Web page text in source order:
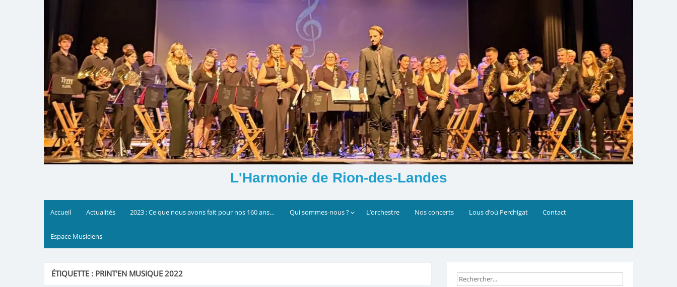
L'Harmonie de Rion-des-Landes
Accueil Actualités 2023 : Ce que nous avons fait pour nos 160 ans… Qui sommes-nous ? L’orchestre Nos concerts Lous d’où Perchigat Contact
Espace Musiciens
ÉTIQUETTE : PRINT'EN MUSIQUE 2022